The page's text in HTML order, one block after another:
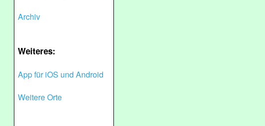
Archiv
Weiteres:
App für iOS und Android
Weitere Orte